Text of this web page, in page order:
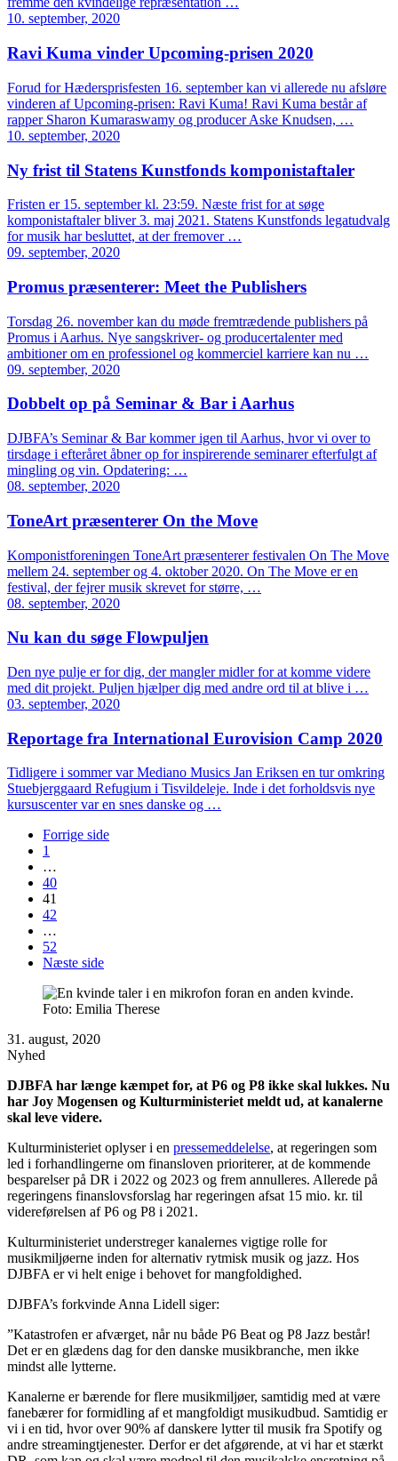
10. september, 2020
Ravi Kuma vinder Upcoming-prisen 2020
Forud for Hædersprisfesten 16. september kan vi allerede nu afsløre
vinderen af Upcoming-prisen: Ravi Kuma! Ravi Kuma består af
rapper Sharon Kumaraswamy og producer Aske Knudsen, …
10. september, 2020
Ny frist til Statens Kunstfonds komponistaftaler
Fristen er 15. september kl. 23:59. Næste frist for at søge
komponistaftaler bliver 3. maj 2021. Statens Kunstfonds legatudvalg
for musik har besluttet, at der fremover …
09. september, 2020
Promus præsenterer: Meet the Publishers
Torsdag 26. november kan du møde fremtrædende publishers på
Promus i Aarhus. Nye sangskriver- og producertalenter med
ambitioner om en professionel og kommerciel karriere kan nu …
09. september, 2020
Dobbelt op på Seminar & Bar i Aarhus
DJBFA’s Seminar & Bar kommer igen til Aarhus, hvor vi over to
tirsdage i efteråret åbner op for inspirerende seminarer efterfulgt af
mingling og vin. Opdatering: …
08. september, 2020
ToneArt præsenterer On the Move
Komponistforeningen ToneArt præsenterer festivalen On The Move
mellem 24. september og 4. oktober 2020. On The Move er en
festival, der fejrer musik skrevet for større, …
08. september, 2020
Nu kan du søge Flowpuljen
Den nye pulje er for dig, der mangler midler for at komme videre
med dit projekt. Puljen hjælper dig med andre ord til at blive i …
03. september, 2020
Reportage fra International Eurovision Camp 2020
Tidligere i sommer var Mediano Musics Jan Eriksen en tur omkring
Stuebjerggaard Refugium i Tisvildeleje. Inde i det forholdsvis nye
kursuscenter var en snes danske og …
Forrige side
1
…
40
41
42
…
52
Næste side
Foto: Emilia Therese
31. august, 2020
Nyhed
DJBFA har længe kæmpet for, at P6 og P8 ikke skal lukkes. Nu
har Joy Mogensen og Kulturministeriet meldt ud, at kanalerne
skal leve videre.
Kulturministeriet oplyser i en pressemeddelelse, at regeringen som
led i forhandlingerne om finansloven prioriterer, at de kommende
besparelser på DR i 2022 og 2023 og frem annulleres. Allerede på
regeringens finanslovsforslag har regeringen afsat 15 mio. kr. til
videreførelsen af P6 og P8 i 2021.
Kulturministeriet understreger kanalernes vigtige rolle for
musikmiljøerne inden for alternativ rytmisk musik og jazz. Hos
DJBFA er vi helt enige i behovet for mangfoldighed.
DJBFA’s forkvinde Anna Lidell siger:
”Katastrofen er afværget, når nu både P6 Beat og P8 Jazz består!
Det er en glædens dag for den danske musikbranche, men ikke
mindst alle lytterne.
Kanalerne er bærende for flere musikmiljøer, samtidig med at være
fanebærer for formidling af et mangfoldigt musikudbud. Samtidig er
vi i en tid, hvor over 90% af danskere lytter til musik fra Spotify og
andre streamingtjenester. Derfor er det afgørende, at vi har et stærkt